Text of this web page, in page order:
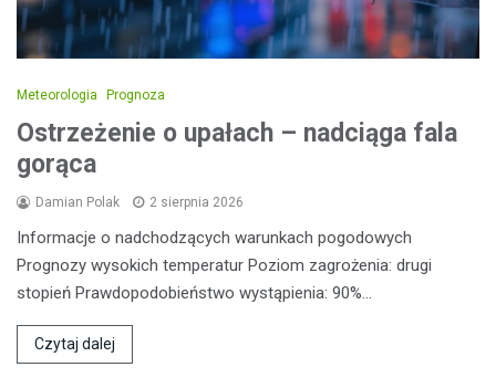
Meteorologia Prognoza
Ostrzeżenie o upałach – nadciąga fala
gorąca
Damian Polak 2 sierpnia 2026
Informacje o nadchodzących warunkach pogodowych
Prognozy wysokich temperatur Poziom zagrożenia: drugi
stopień Prawdopodobieństwo wystąpienia: 90%…
Czytaj dalej